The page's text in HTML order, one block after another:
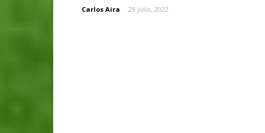
Carlos Aira - 29 julio, 2022